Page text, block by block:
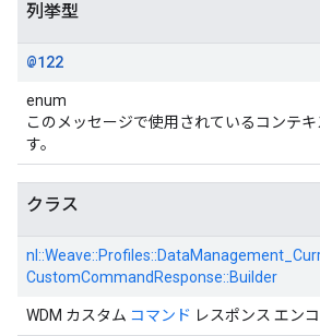
列挙型
@122
enum
このメッセージで使用されているコンテ
す。
クラス
nl::Weave::Profiles::
CustomCommandResponse::Builder
WDM カスタム コマンド レスポンス エン